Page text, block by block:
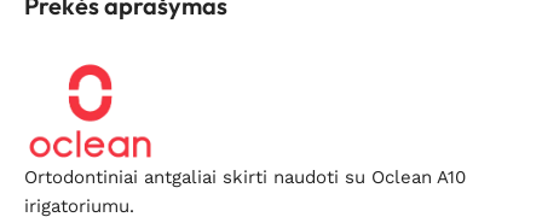
Ortodontiniai antgaliai skirti naudoti su Oclean A10
irigatoriumu.